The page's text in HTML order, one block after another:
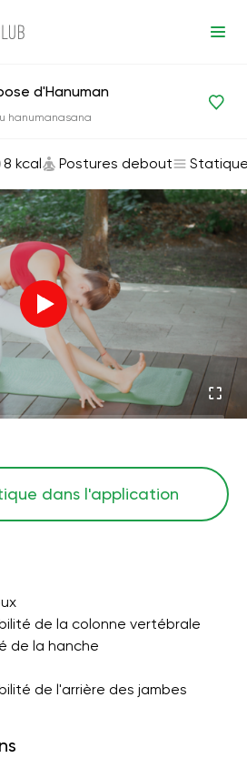
d'Hanuman
hanumanasana
8 kcal Postures debout
dans l'application
de la colonne vertébrale
de la hanche
de l'arrière des jambes